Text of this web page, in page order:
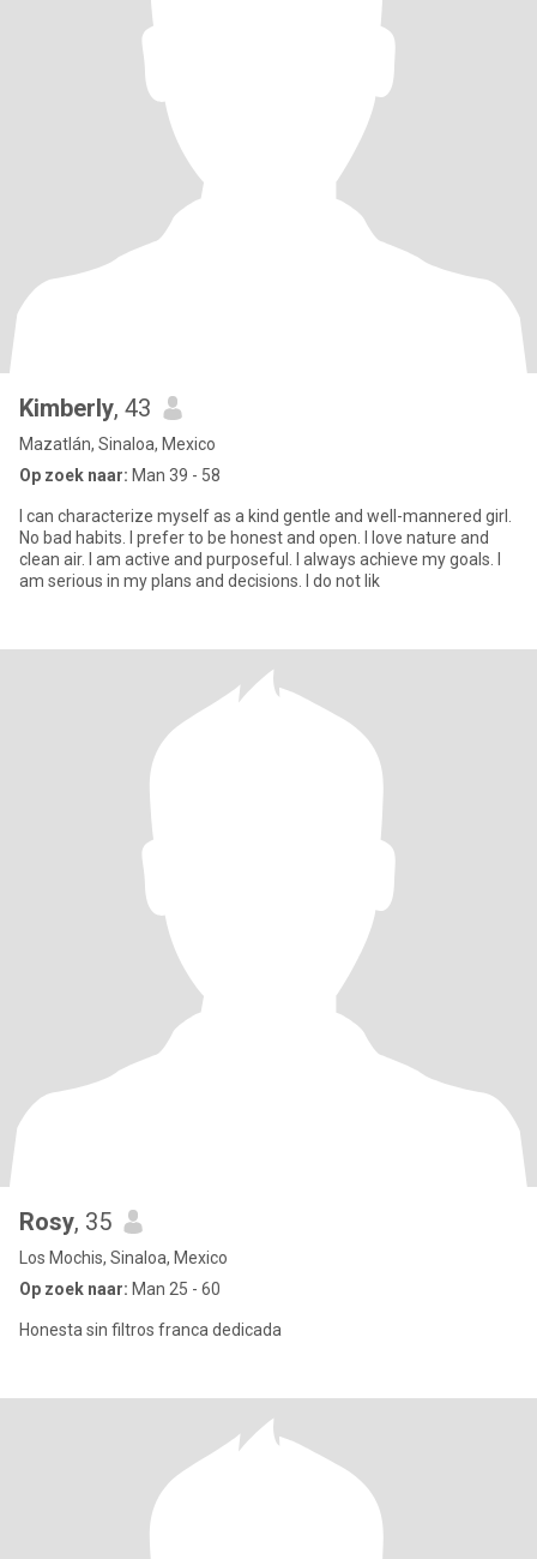
Kimberly, 43
Mazatlán, Sinaloa, Mexico
Op zoek naar: Man 39 - 58
I can characterize myself as a kind gentle and well-mannered girl.
No bad habits. I prefer to be honest and open. I love nature and
clean air. I am active and purposeful. I always achieve my goals. I
am serious in my plans and decisions. I do not lik
Rosy, 35
Los Mochis, Sinaloa, Mexico
Op zoek naar: Man 25 - 60
Honesta sin filtros franca dedicada